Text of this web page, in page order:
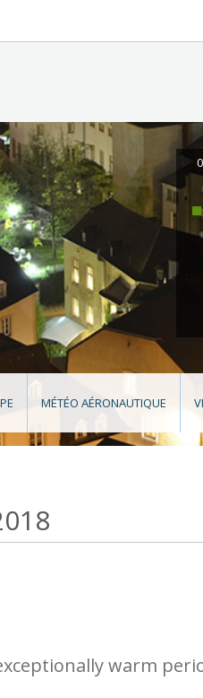
MÉTÉO AÉRONAUTIQUE
warm